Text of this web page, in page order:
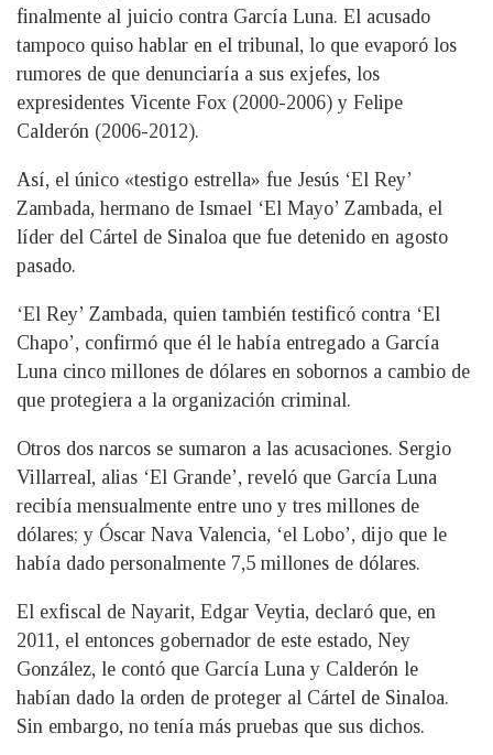
finalmente al juicio contra García Luna. El acusado
tampoco quiso hablar en el tribunal, lo que evaporó los
rumores de que denunciaría a sus exjefes, los
expresidentes Vicente Fox (2000-2006) y Felipe
Calderón (2006-2012).
Así, el único «testigo estrella» fue Jesús ‘El Rey’
Zambada, hermano de Ismael ‘El Mayo’ Zambada, el
líder del Cártel de Sinaloa que fue detenido en agosto
pasado.
‘El Rey’ Zambada, quien también testificó contra ‘El
Chapo’, confirmó que él le había entregado a García
Luna cinco millones de dólares en sobornos a cambio de
que protegiera a la organización criminal.
Otros dos narcos se sumaron a las acusaciones. Sergio
Villarreal, alias ‘El Grande’, reveló que García Luna
recibía mensualmente entre uno y tres millones de
dólares; y Óscar Nava Valencia, ‘el Lobo’, dijo que le
había dado personalmente 7,5 millones de dólares.
El exfiscal de Nayarit, Edgar Veytia, declaró que, en
2011, el entonces gobernador de este estado, Ney
González, le contó que García Luna y Calderón le
habían dado la orden de proteger al Cártel de Sinaloa.
Sin embargo, no tenía más pruebas que sus dichos.